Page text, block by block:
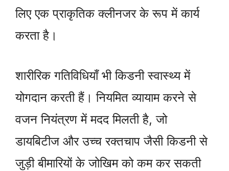
लिए एक प्राकृतिक क्लीनजर के रूप में कार्य
करता है।
शारीरिक गतिविधियाँ भी किडनी स्वास्थ्य में
योगदान करती हैं। नियमित व्यायाम करने से
वजन नियंत्रण में मदद मिलती है, जो
डायबिटीज और उच्च रक्तचाप जैसी किडनी से
जुड़ी बीमारियों के जोखिम को कम कर सकती